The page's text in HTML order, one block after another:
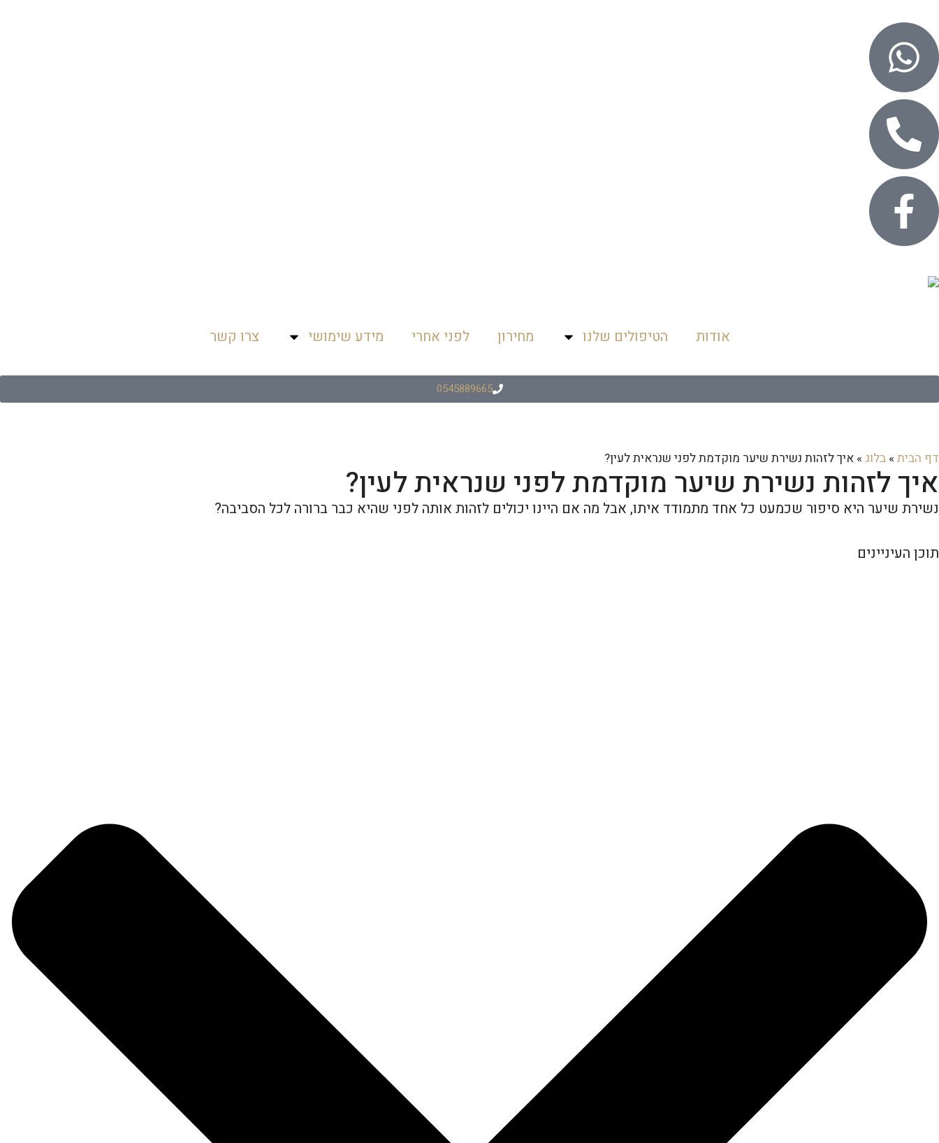
אודות הטיפולים שלנו מחירון לפני אחרי מידע שימושי צרו קשר
0545889665
דף הבית » בלוג » איך לזהות נשירת שיער מוקדמת לפני שנראית לעין?
איך לזהות נשירת שיער מוקדמת לפני שנראית לעין?
נשירת שיער היא סיפור שכמעט כל אחד מתמודד איתו, אבל מה אם היינו יכולים לזהות אותה לפני שהיא כבר ברורה לכל הסביבה?
תוכן העיניינים